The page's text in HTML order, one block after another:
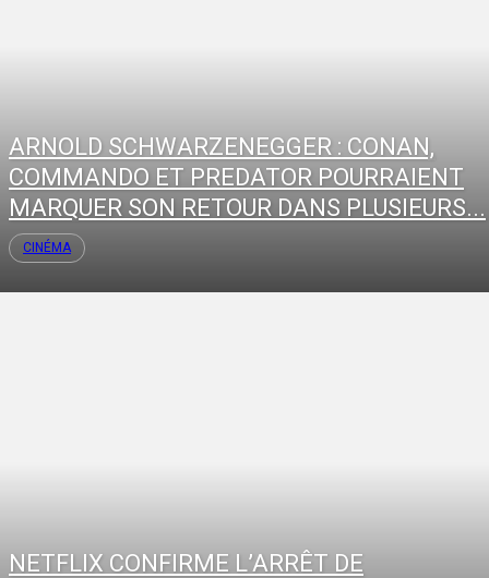
ARNOLD SCHWARZENEGGER : CONAN,
COMMANDO ET PREDATOR POURRAIENT
MARQUER SON RETOUR DANS PLUSIEURS...
CINÉMA
NETFLIX CONFIRME L’ARRÊT DE